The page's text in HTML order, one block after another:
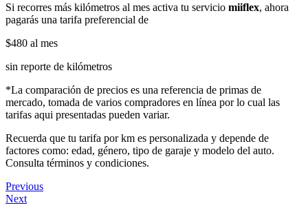
Si recorres más kilómetros al mes activa tu servicio miiflex, ahora
pagarás una tarifa preferencial de
$480 al mes
sin reporte de kilómetros
*La comparación de precios es una referencia de primas de
mercado, tomada de varios compradores en línea por lo cual las
tarifas aqui presentadas pueden variar.
Recuerda que tu tarifa por km es personalizada y depende de
factores como: edad, género, tipo de garaje y modelo del auto.
Consulta términos y condiciones.
Previous
Next